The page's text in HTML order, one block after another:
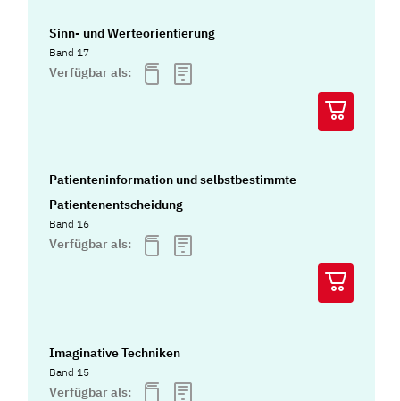
Sinn- und Werteorientierung
Band 17
Verfügbar als:
Patienteninformation und selbstbestimmte
Patientenentscheidung
Band 16
Verfügbar als:
Imaginative Techniken
Band 15
Verfügbar als: